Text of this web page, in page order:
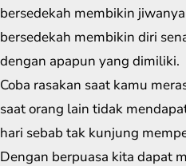
bersedekah membikin
bersedekah membikin diri
dengan apapun yang dimiliki.
Coba rasakan saat kamu
saat orang lain tidak
hari sebab tak kunjung
Dengan berpuasa kita dapat